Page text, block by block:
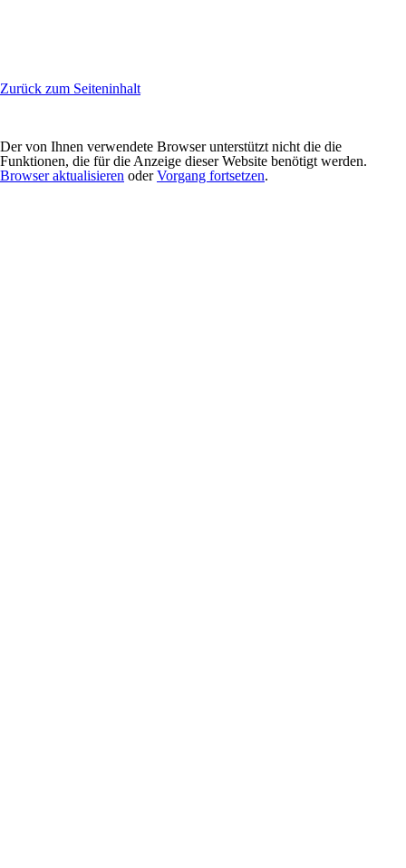
Zurück zum Seiteninhalt
Der von Ihnen verwendete Browser unterstützt nicht die die
Funktionen, die für die Anzeige dieser Website benötigt werden.
Browser aktualisieren oderVorgang fortsetzen.